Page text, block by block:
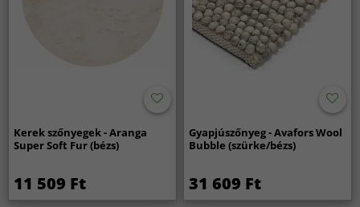
Kerek szőnyegek - Aranga
Super Soft Fur (bézs)
11 509 Ft
Gyapjúszőnyeg - Avafors Wool
Bubble (szürke/bézs)
31 609 Ft